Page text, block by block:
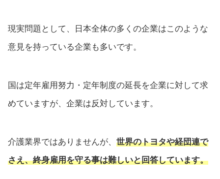
現実問題として、日本全体の多くの企業はこのような
意見を持っている企業も多いです。
国は定年雇用努力・定年制度の延長を企業に対して求
めていますが、企業は反対しています。
介護業界ではありませんが、 世界のトヨタや経団連で
さえ、終身雇用を守る事は難しいと回答しています。